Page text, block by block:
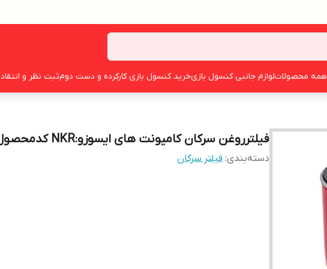
همه محصولاتلوازم جانبی کنسول بازیخرید کنسول بازی کارکرده و دست دومثبت نظر و انتقاد
فیلترروغن سرکان کامیونت های ایسوزو:NKR کدمحصول ۷۷۶۷
دسته‌بندی: فیلتر سرکان